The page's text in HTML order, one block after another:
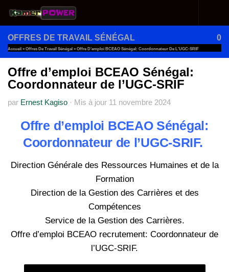
Au dessous du contenu
OFFRES DE TRAVAIL SÉNÉGAL 0
Accueil » Offres De Travail Sénégal » Offre D’emploi BCEAO Sénégal: Coordonnateur De L’UGC-SRIF
Offre d’emploi BCEAO Sénégal:
Coordonnateur de l’UGC-SRIF
par Ernest Kagiso · Mis à jour 11 novembre 2024
Offre d’emploi BCEAO Sénégal:
Coordonnateur de l’UGC-SRIF.
Direction Générale des Ressources Humaines et de la
Formation
Direction de la Gestion des Carrières et des
Compétences
Service de la Gestion des Carrières.
Offre d’emploi BCEAO recrutement: Coordonnateur de
l’UGC-SRIF.